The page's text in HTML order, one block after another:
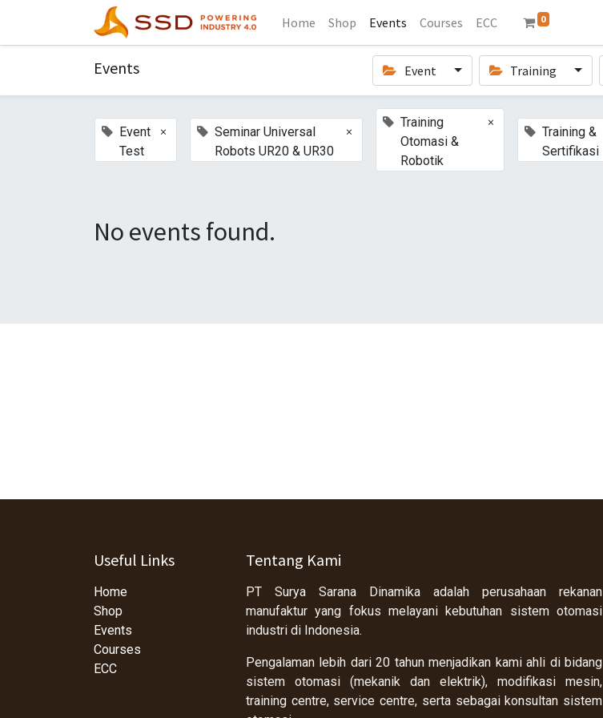
Home Shop Events Courses ECC 0
Events Event Training
Event
Test
×
Seminar Universal
Robots UR20 & UR30
×
Training
Otomasi &
Robotik
×
Training &
Sertifikasi
No events found.
Useful Links
Home
Shop
Events
Courses
ECC
Tentang Kami
PT Surya Sarana Dinamika adalah perusahaan rekanan
manufaktur yang fokus melayani kebutuhan sistem otomasi
industri di Indonesia.
Pengalaman lebih dari 20 tahun menjadikan kami ahli di bidang
sistem otomasi (mekanik dan elektrik), modifikasi mesin,
training centre, service centre, serta sebagai konsultan sistem